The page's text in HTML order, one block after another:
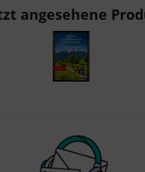
angesehene